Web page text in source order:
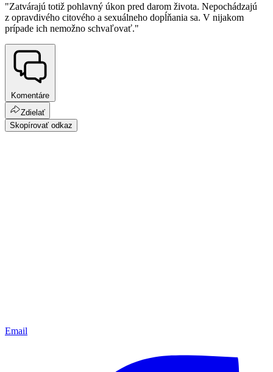
"Zatvárajú totiž pohlavný úkon pred darom života. Nepochádzajú
z opravdivého citového a sexuálneho dopĺňania sa. V nijakom
prípade ich nemožno schvaľovať."
Komentáre
Zdielať
Skopírovať odkaz
Email